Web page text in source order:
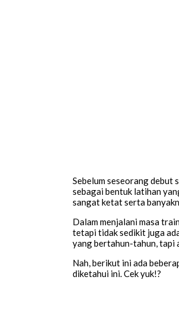
Sebelum seseorang debut
sebagai bentuk latihan
sangat ketat serta
Dalam menjalani masa
tetapi tidak sedikit juga
yang bertahun-tahun, tapi
Nah, berikut ini ada
diketahui ini. Cek yuk!?